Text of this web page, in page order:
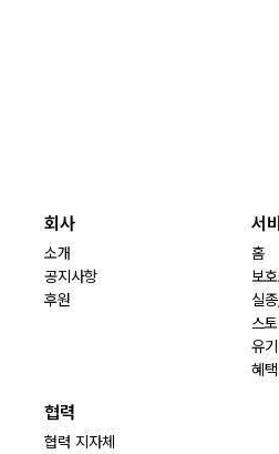
회사
소개
공지사항
후원
서
홈
보
실
스
유
혜택
협력
협력 지자체